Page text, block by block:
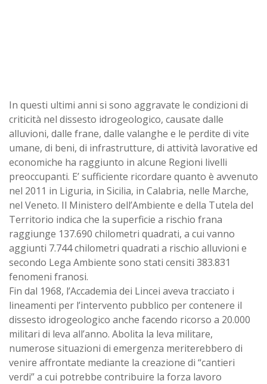
In questi ultimi anni si sono aggravate le condizioni di
criticità nel dissesto idrogeologico, causate dalle
alluvioni, dalle frane, dalle valanghe e le perdite di vite
umane, di beni, di infrastrutture, di attività lavorative ed
economiche ha raggiunto in alcune Regioni livelli
preoccupanti. E’ sufficiente ricordare quanto è avvenuto
nel 2011 in Liguria, in Sicilia, in Calabria, nelle Marche,
nel Veneto. Il Ministero dell’Ambiente e della Tutela del
Territorio indica che la superficie a rischio frana
raggiunge 137.690 chilometri quadrati, a cui vanno
aggiunti 7.744 chilometri quadrati a rischio alluvioni e
secondo Lega Ambiente sono stati censiti 383.831
fenomeni franosi.
Fin dal 1968, l’Accademia dei Lincei aveva tracciato i
lineamenti per l’intervento pubblico per contenere il
dissesto idrogeologico anche facendo ricorso a 20.000
militari di leva all’anno. Abolita la leva militare,
numerose situazioni di emergenza meriterebbero di
venire affrontate mediante la creazione di “cantieri
verdi” a cui potrebbe contribuire la forza lavoro